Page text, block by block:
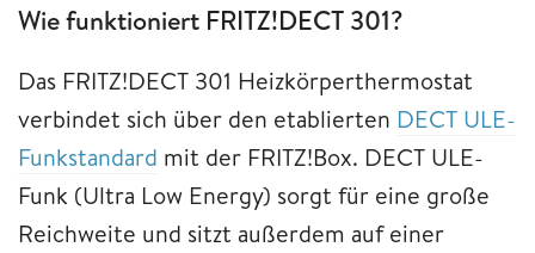
Wie funktioniert FRITZ!DECT 301?
Das FRITZ!DECT 301 Heizkörperthermostat
verbindet sich über den etablierten DECT ULE-
Funkstandard mit der FRITZ!Box. DECT ULE-
Funk (Ultra Low Energy) sorgt für eine große
Reichweite und sitzt außerdem auf einer